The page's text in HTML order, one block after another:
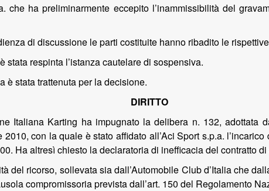
che ha preliminarmente eccepito l’inammissibilità del
di discussione le parti costituite hanno ribadito le
respinta l’istanza cautelare di sospensiva.
è stata trattenuta per la decisione.
DIRITTO
Italiana Karting ha impugnato la delibera n. 132, adottata
con la quale è stato affidato all’Aci Sport s.p.a.
Ha altresì chiesto la declaratoria di inefficacia del contratto
del ricorso, sollevata sia dall’Automobile Club d’Italia che
compromissoria prevista dall’art. 150 del Regolamento